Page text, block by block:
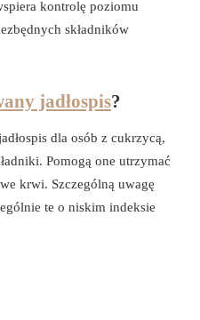
kontrolę poziomu
składników
jadłospis?
dla osób z cukrzycą,
Pomogą one utrzymać
krwi. Szczególną uwagę
te o niskim indeksie